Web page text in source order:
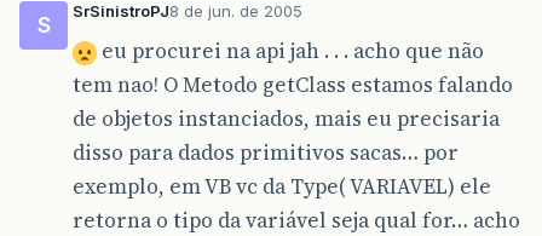
S
SrSinistroPJ8 de jun. de 2005
eu procurei na api jah . . . acho que não
tem nao! O Metodo getClass estamos falando
de objetos instanciados, mais eu precisaria
disso para dados primitivos sacas… por
exemplo, em VB vc da Type( VARIAVEL) ele
retorna o tipo da variável seja qual for… acho